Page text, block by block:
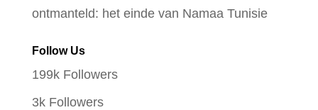
ontmanteld: het einde van Namaa Tunisie
Follow Us
199k Followers
3k Followers